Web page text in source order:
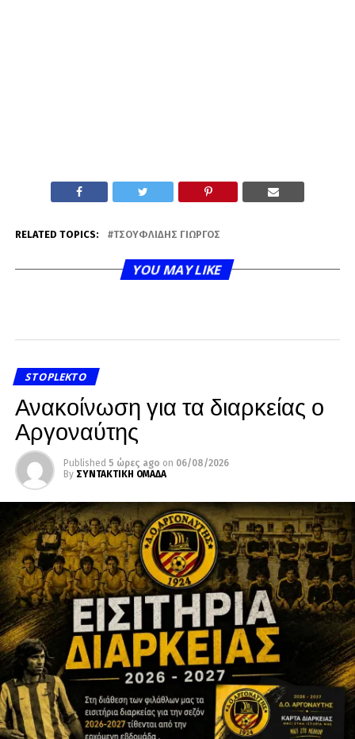
RELATED TOPICS: ΤΣΟΥΦΛΊΔΗΣ ΓΙΏΡΓΟΣ
YOU MAY LIKE
STOPLEKTO
Ανακοίνωση για τα διαρκείας ο
Αργοναύτης
Published 5 ώρες ago on 06/08/2026
By ΣΥΝΤΑΚΤΙΚΗ ΟΜΑΔΑ